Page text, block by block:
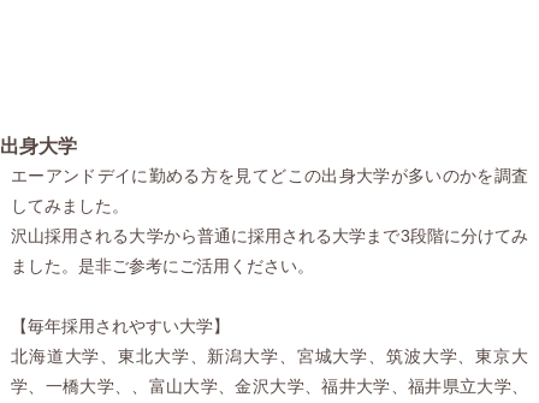
出身大学
エーアンドデイに勤める方を見てどこの出身大学が多いのかを調査
してみました。
沢山採用される大学から普通に採用される大学まで3段階に分けてみ
ました。是非ご参考にご活用ください。
【毎年採用されやすい大学】
北海道大学、東北大学、新潟大学、宮城大学、筑波大学、東京大
学、一橋大学、、富山大学、金沢大学、福井大学、福井県立大学、